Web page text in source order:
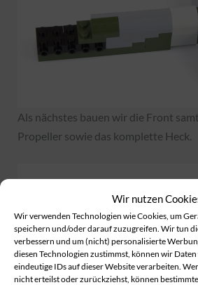
Wir nutzen
Wir verwenden Technologien wie Cookies, um
speichern und/oder darauf zuzugreifen. Wir tun
verbessern und um (nicht) personalisierte
diesen Technologien zustimmst, können wir
eindeutige IDs auf dieser Website verarbeiten.
nicht erteilst oder zurückziehst, können
Als nächstes bauen wir die Front
Propeller sowie das komplette Heck.